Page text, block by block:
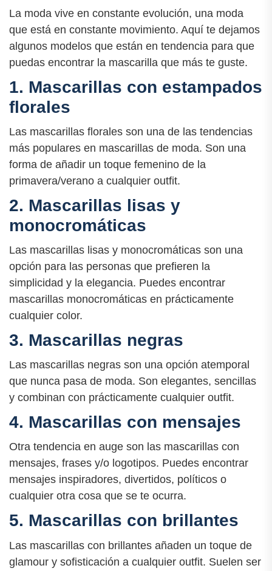
La moda vive en constante evolución, una moda
que está en constante movimiento. Aquí te dejamos
algunos modelos que están en tendencia para que
puedas encontrar la mascarilla que más te guste.
1. Mascarillas con estampados
florales
Las mascarillas florales son una de las tendencias
más populares en mascarillas de moda. Son una
forma de añadir un toque femenino de la
primavera/verano a cualquier outfit.
2. Mascarillas lisas y
monocromáticas
Las mascarillas lisas y monocromáticas son una
opción para las personas que prefieren la
simplicidad y la elegancia. Puedes encontrar
mascarillas monocromáticas en prácticamente
cualquier color.
3. Mascarillas negras
Las mascarillas negras son una opción atemporal
que nunca pasa de moda. Son elegantes, sencillas
y combinan con prácticamente cualquier outfit.
4. Mascarillas con mensajes
Otra tendencia en auge son las mascarillas con
mensajes, frases y/o logotipos. Puedes encontrar
mensajes inspiradores, divertidos, políticos o
cualquier otra cosa que se te ocurra.
5. Mascarillas con brillantes
Las mascarillas con brillantes añaden un toque de
glamour y sofisticación a cualquier outfit. Suelen ser